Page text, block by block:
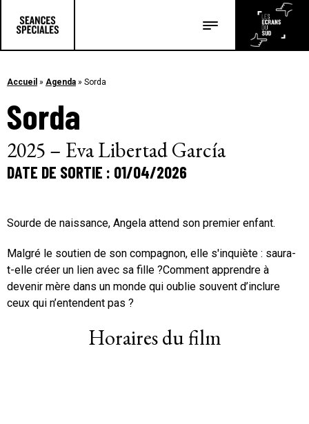
Accueil » Agenda » Sorda
Sorda
2025 – Eva Libertad García
DATE DE SORTIE : 01/04/2026
Sourde de naissance, Angela attend son premier enfant.
Malgré le soutien de son compagnon, elle s'inquiète : saura-
t-elle créer un lien avec sa fille ?Comment apprendre à
devenir mère dans un monde qui oublie souvent d’inclure
ceux qui n’entendent pas ?
Horaires du film